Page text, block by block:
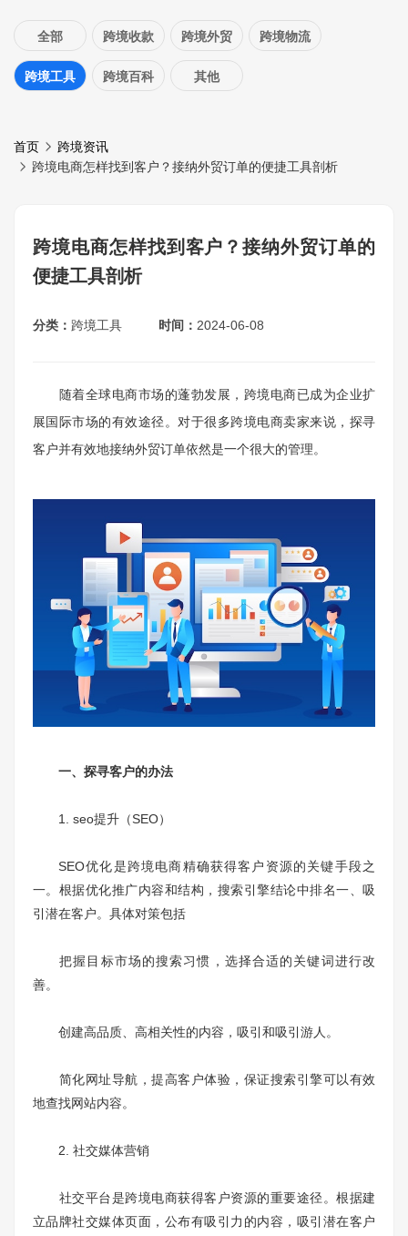
全部 跨境收款 跨境外贸 跨境物流
跨境工具 跨境百科 其他
首页
跨境资讯
跨境电商怎样找到客户？接纳外贸订单的便捷工具剖析
跨境电商怎样找到客户？接纳外贸订单的
便捷工具剖析
分类： 跨境工具 时间： 2024-06-08
随着全球电商市场的蓬勃发展，跨境电商已成为企业扩
展国际市场的有效途径。对于很多跨境电商卖家来说，探寻
客户并有效地接纳外贸订单依然是一个很大的管理。
一、探寻客户的办法
1. seo提升（SEO）
SEO优化是跨境电商精确获得客户资源的关键手段之
一。根据优化推广内容和结构，搜索引擎结论中排名一、吸
引潜在客户。具体对策包括
把握目标市场的搜索习惯，选择合适的关键词进行改
善。
创建高品质、高相关性的内容，吸引和吸引游人。
简化网址导航，提高客户体验，保证搜索引擎可以有效
地查找网站内容。
2. 社交媒体营销
社交平台是跨境电商获得客户资源的重要途径。根据建
立品牌社交媒体页面，公布有吸引力的内容，吸引潜在客户